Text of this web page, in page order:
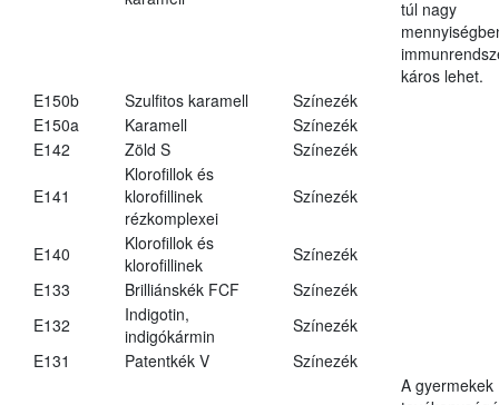
túl nagy
káros lehet.
E150b
Szulfitos karamell
Színezék
E150a
Karamell
Színezék
E142
Zöld S Színezék
E141
Klorofillok és
klorofillinek
rézkomplexei
Színezék
E140
Klorofillok és
klorofillinek
Színezék
E133
Brilliánskék FCF
Színezék
E132
Indigotin,
indigókármin
Színezék
E131
Patentkék V Színezék
A gyermekek